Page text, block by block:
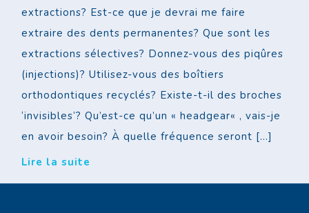
extractions? Est-ce que je devrai me faire
extraire des dents permanentes? Que sont les
extractions sélectives? Donnez-vous des piqûres
(injections)? Utilisez-vous des boîtiers
orthodontiques recyclés? Existe-t-il des broches
‘invisibles‘? Qu’est-ce qu’un « headgear« , vais-je
en avoir besoin? À quelle fréquence seront […]
Lire la suite